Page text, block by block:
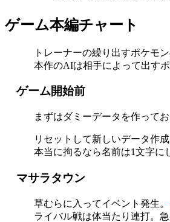
ゲーム本編チャート
トレーナーの繰り出すポケモ
本作のAIは相手によって出す
ゲーム開始前
まずはダミーデータを作って
リセットして新しいデータ作
本当に拘るなら名前は1文字に
マサラタウン
草むらに入ってイベント発生。
ライバル戦は体当たり連打。